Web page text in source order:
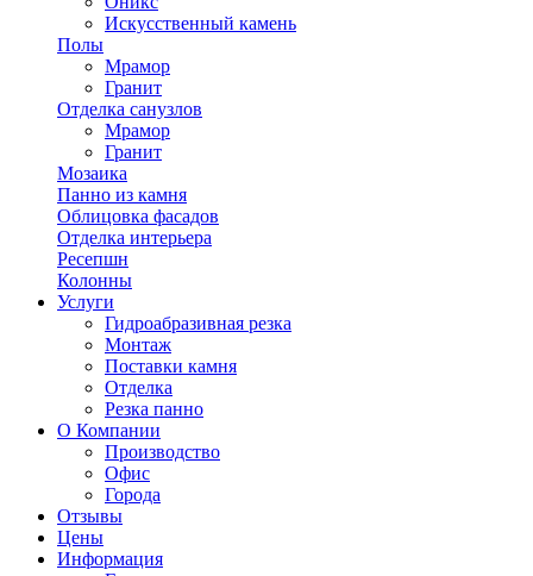
Искусственный камень
Полы
Мрамор
Гранит
Отделка санузлов
Мрамор
Гранит
Мозаика
Панно из камня
Облицовка фасадов
Отделка интерьера
Ресепшн
Колонны
Услуги
Гидроабразивная резка
Монтаж
Поставки камня
Отделка
Резка панно
О Компании
Производство
Офис
Города
Отзывы
Цены
Информация